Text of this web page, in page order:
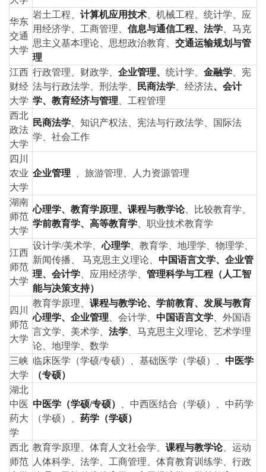
华东
交通
大学
岩土工程、 计算机应用技术 、机械工程、统计学、应
用经济学、工商管理、 信息与通信工程、法学 、马克
思主义基本理论、思想政治教育、 交通运输规划与管
理
江西
财经
大学
行政管理、财政学、 企业管理、 统计学、 金融学 、宪
法与行政法学、刑法学、
民商法学 、经济法、会计
学、教育经济与管理 、工程管理
西北
政法
大学
民商法学 、知识产权法、宪法与行政法学、国际法
学、社会工作
四川
农业
大学
企业管理 、旅游管理、人力资源管理
湖南
师范
大学
心理学、教育学原理、课程与教学论、比较教育学、
学前教育学、高等教育学 、职业技术教育学
江西
师范
大学
设计学/美术学、心理学 、教育学、地理学、物理学、
新闻传播、 马克思主义理论、 中国语言文学、企业管
理、会计学 、应用经济学、 管理科学与工程（人工智
能与决策支持）
四川
师范
大学
教育学原理、 课程与教学论、学前教育、发展与教育
心理学、企业管理 、会计学、 中国语言文学 、外国语
言文学、美术学、 法学 、马克思主义理论、艺术学理
论、地理学、数学
三峡
大学
临床医学（学硕/专硕）、基础医学（学硕）、 中医学
（专硕）
湖北
中医
药大
学
中医学（学硕/专硕）
、中西医结合（学硕）、中药学
（学硕）、 药学（学硕）
西北
师范
教育学原理、体育人文社会学、 课程与教学论、运动
人体科学、法学、工商管理、体育教育训练学、行政